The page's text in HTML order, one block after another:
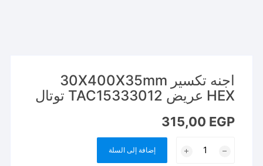
اجنه تكسير 30X400X35mm
HEX عريض TAC15333012 توتال
315,00 EGP
إضافة إلى السلة